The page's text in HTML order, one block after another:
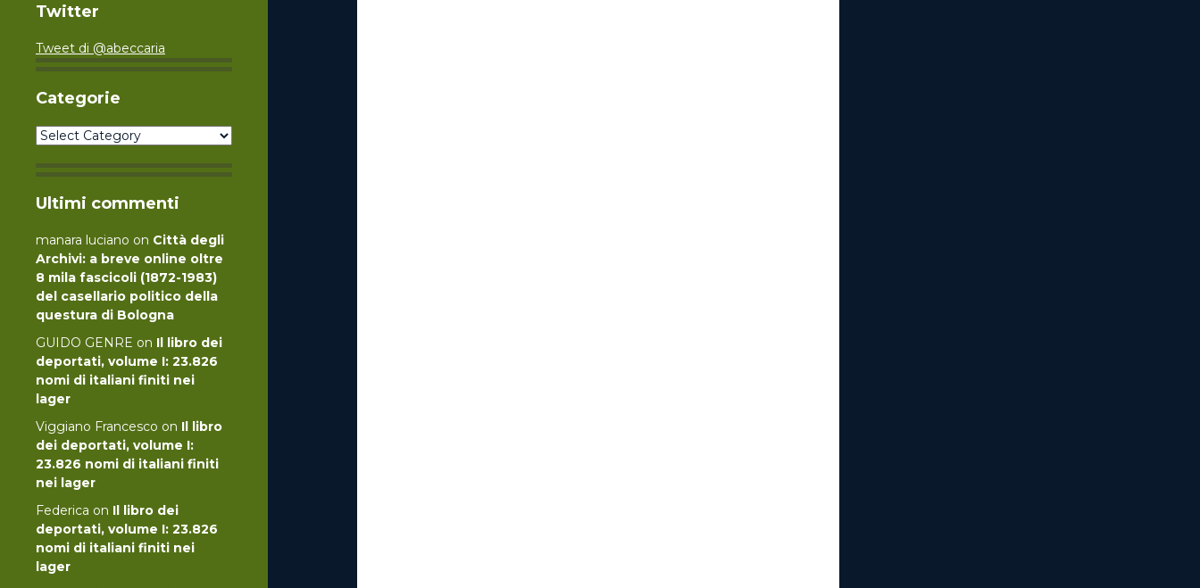
Twitter
Tweet di @abeccaria
Categorie
Categorie
Ultimi commenti
manara luciano on Città degli
Archivi: a breve online oltre
8 mila fascicoli (1872-1983)
del casellario politico della
questura di Bologna
GUIDO GENRE on Il libro dei
deportati, volume I: 23.826
nomi di italiani finiti nei
lager
Viggiano Francesco on Il libro
dei deportati, volume I:
23.826 nomi di italiani finiti
nei lager
Federica on Il libro dei
deportati, volume I: 23.826
nomi di italiani finiti nei
lager